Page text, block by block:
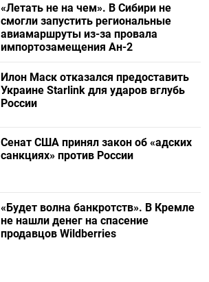
«Летать не на чем». В Сибири не
смогли запустить региональные
авиамаршруты из-за провала
импортозамещения Ан-2
Илон Маск отказался предоставить
Украине Starlink для ударов вглубь
России
Сенат США принял закон об «адских
санкциях» против России
«Будет волна банкротств». В Кремле
не нашли денег на спасение
продавцов Wildberries